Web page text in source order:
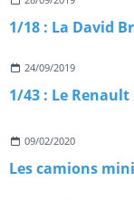
24/09/2019
09/02/2020
Les camions